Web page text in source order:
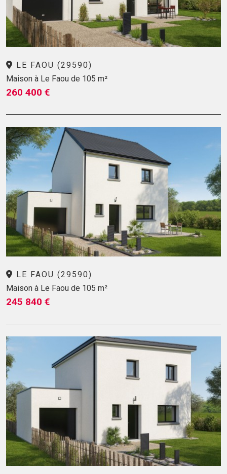
LE FAOU (29590)
Maison à Le Faou de 105 m²
260 400 €
LE FAOU (29590)
Maison à Le Faou de 105 m²
245 840 €